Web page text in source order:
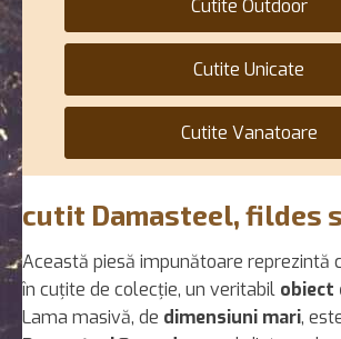
Cutite Outdoor
Cutite Unicate
Cutite Vanatoare
cutit Damasteel, fildes
Această piesă impunătoare reprezintă
în cuțite de colecție, un veritabil obiect
Lama masivă, de dimensiuni mari,